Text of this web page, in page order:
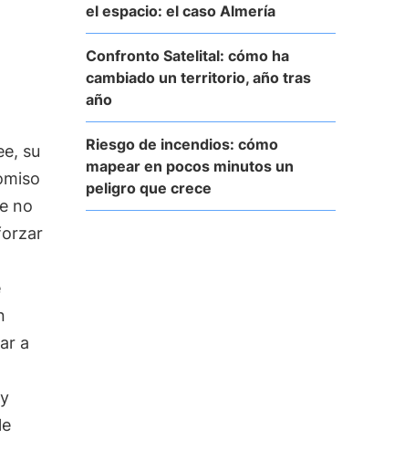
su
no
a
le
el espacio: el caso Almería
Confronto Satelital: cómo ha
cambiado un territorio, año tras
año
Riesgo de incendios: cómo
mapear en pocos minutos un
peligro que crece